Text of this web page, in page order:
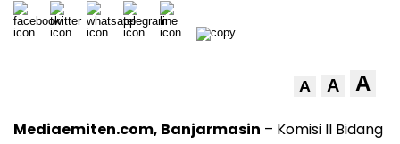
A A A
Mediaemiten.com, Banjarmasin – Komisi II Bidang